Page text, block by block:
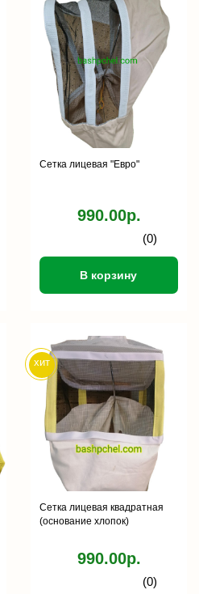
Сетка лицевая "Евро"
990.00р.
(0)
В корзину
хит
Сетка лицевая квадратная
(основание хлопок)
990.00р.
(0)